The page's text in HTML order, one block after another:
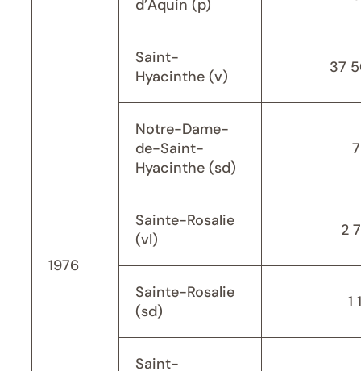
d’Aquin (p)
1976
Saint-
Hyacinthe (v)
37
Notre-Dame-
de-Saint-
Hyacinthe (sd)
Sainte-Rosalie
(vl)
2
Sainte-Rosalie
(sd)
1
Saint-